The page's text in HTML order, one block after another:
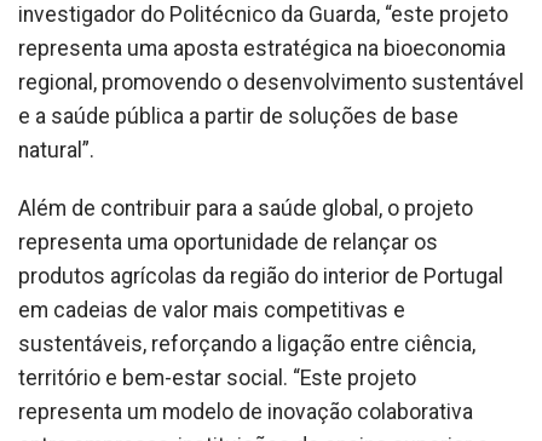
investigador do Politécnico da Guarda, “este projeto
representa uma aposta estratégica na bioeconomia
regional, promovendo o desenvolvimento sustentável
e a saúde pública a partir de soluções de base
natural”.
Além de contribuir para a saúde global, o projeto
representa uma oportunidade de relançar os
produtos agrícolas da região do interior de Portugal
em cadeias de valor mais competitivas e
sustentáveis, reforçando a ligação entre ciência,
território e bem-estar social. “Este projeto
representa um modelo de inovação colaborativa